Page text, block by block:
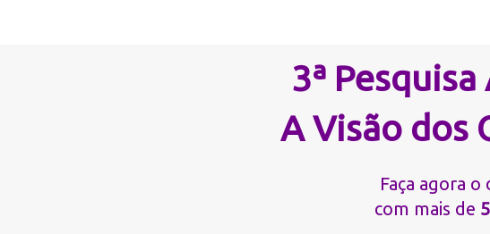
3ª
A Visão dos
Faça agora
com mais de